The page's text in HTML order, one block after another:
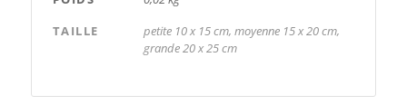
TAILLE
petite 10 x 15 cm, moyenne 15 x 20 cm,
grande 20 x 25 cm